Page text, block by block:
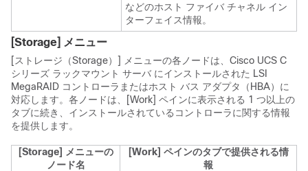
などのホスト ファイバ チャネル イン
ターフェイス情報。
[Storage] メニュー
[ストレージ（Storage）] メニューの各ノードは、 Cisco UCS C
シリーズ ラックマウント サーバにインストールされた LSI
MegaRAID コントローラまたはホスト バス アダプタ（HBA）に
対応します。各ノードは、[Work] ペインに表示される 1 つ以上の
タブに続き、インストールされているコントローラに関する情報
を提供します。
[Storage]
メニューの
ノード名
[Work] ペインのタブで提供される情
報